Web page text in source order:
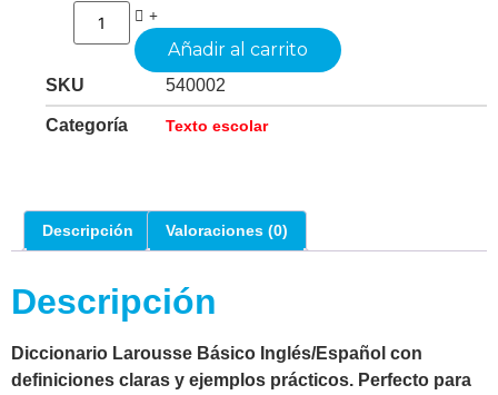
Añadir al carrito
SKU 540002
Categoría Texto escolar
Descripción Valoraciones (0)
Descripción
Diccionario Larousse Básico Inglés/Español con
definiciones claras y ejemplos prácticos. Perfecto para